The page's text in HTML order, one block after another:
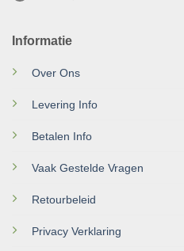
Informatie
Over Ons
Levering Info
Betalen Info
Vaak Gestelde Vragen
Retourbeleid
Privacy Verklaring